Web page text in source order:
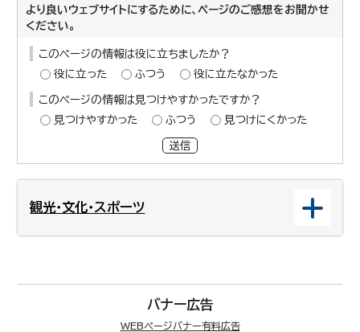
より良いウェブサイトにするために、ページのご感想をお聞かせ
ください。
このページの情報は役に立ちましたか？
役に立った
ふつう 役に立たなかった
このページの情報は見つけやすかったですか？
見つけやすかった
ふつう 見つけにくかった
送信
観光・文化・スポーツ
バナー広告
WEBページバナー有料広告